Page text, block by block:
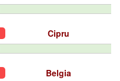
Cipru
Belgia